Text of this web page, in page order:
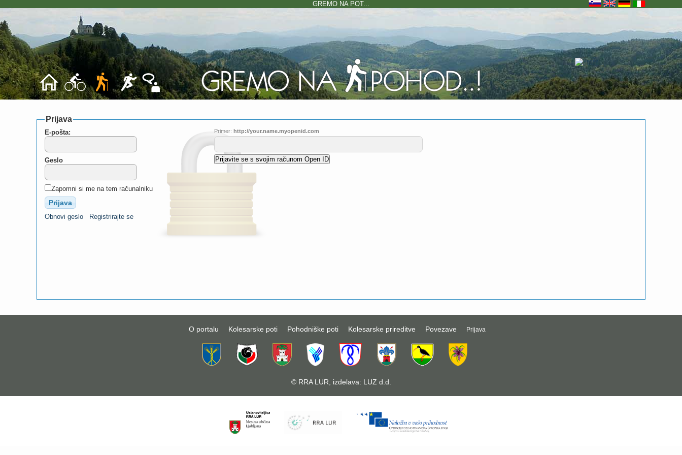
GREMO NA POT...
Prijava
E-pošta:
Geslo
Zapomni si me na tem računalniku
Obnovi geslo Registrirajte se
Primer: http://your.name.myopenid.com
O portalu Kolesarske poti Pohodniške poti Kolesarske prireditve Povezave Prijava
© RRA LUR , izdelava: LUZ d.d.